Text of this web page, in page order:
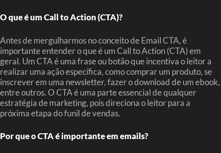
O que é um Call to Action (CTA)?
Antes de mergulharmos no conceito de Email CTA, é
importante entender o que é um Call to Action (CTA) em
geral. Um CTA é uma frase ou botão que incentiva o leitor a
realizar uma ação específica, como comprar um produto, se
inscrever em uma newsletter, fazer o download de um ebook,
entre outros. O CTA é uma parte essencial de qualquer
estratégia de marketing, pois direciona o leitor para a
próxima etapa do funil de vendas.
Por que o CTA é importante em emails?